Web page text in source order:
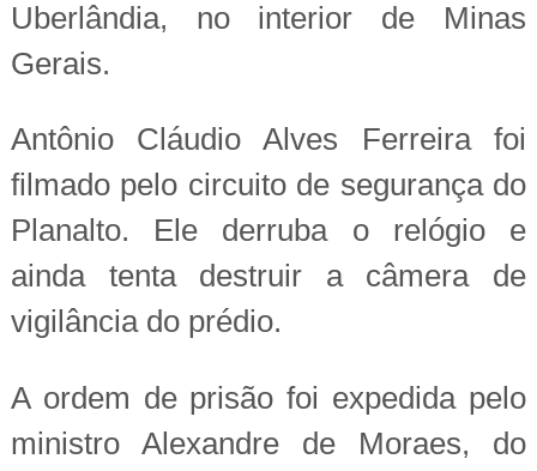
Uberlândia, no interior de Minas
Gerais.
Antônio Cláudio Alves Ferreira foi
filmado pelo circuito de segurança do
Planalto. Ele derruba o relógio e
ainda tenta destruir a câmera de
vigilância do prédio.
A ordem de prisão foi expedida pelo
ministro Alexandre de Moraes, do